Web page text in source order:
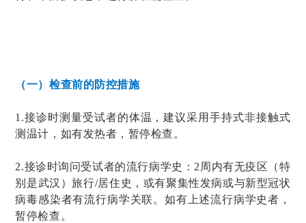
（一）检查前的防控措施
1.接诊时测量受试者的体温，建议采用手持式非接触式
测温计，如有发热者，暂停检查。
2.接诊时询问受试者的流行病学史：2周内有无疫区（特
别是武汉）旅行/居住史，或有聚集性发病或与新型冠状
病毒感染者有流行病学关联。如有上述流行病学史者，
暂停检查。